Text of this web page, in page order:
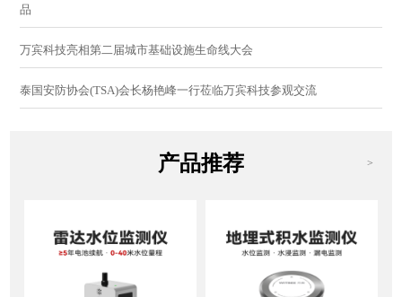
品
万宾科技亮相第二届城市基础设施生命线大会
泰国安防协会(TSA)会长杨艳峰一行莅临万宾科技参观交流
产品推荐 >